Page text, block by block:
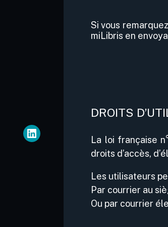
Si vous
miLibris en
DROITS
La loi française
droits d’accès,
Les utilisateurs
Par courrier au
Ou par courrier